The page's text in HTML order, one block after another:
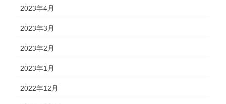
2023年4月
2023年3月
2023年2月
2023年1月
2022年12月